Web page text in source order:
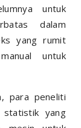
untuk
dalam
yang rumit
untuk
para peneliti
statistik yang